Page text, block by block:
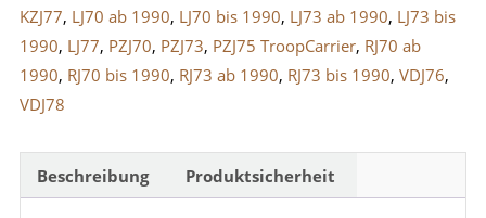
KZJ77, LJ70 ab 1990, LJ70 bis 1990, LJ73 ab 1990, LJ73 bis
1990, LJ77, PZJ70, PZJ73, PZJ75 TroopCarrier, RJ70 ab
1990, RJ70 bis 1990, RJ73 ab 1990, RJ73 bis 1990, VDJ76,
VDJ78
Beschreibung Produktsicherheit